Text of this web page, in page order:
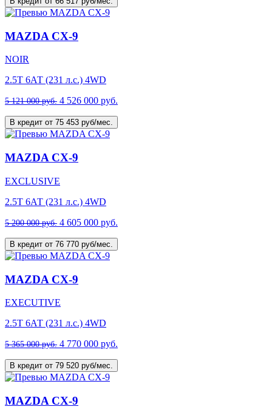
MAZDA CX-9
NOIR
2.5T 6АТ (231 л.с.) 4WD
5 121 000 руб. 4 526 000 руб.
В кредит от 75 453 руб/мес.
MAZDA CX-9
EXCLUSIVE
2.5T 6АТ (231 л.с.) 4WD
5 200 000 руб. 4 605 000 руб.
В кредит от 76 770 руб/мес.
MAZDA CX-9
EXECUTIVE
2.5T 6АТ (231 л.с.) 4WD
5 365 000 руб. 4 770 000 руб.
В кредит от 79 520 руб/мес.
MAZDA CX-9